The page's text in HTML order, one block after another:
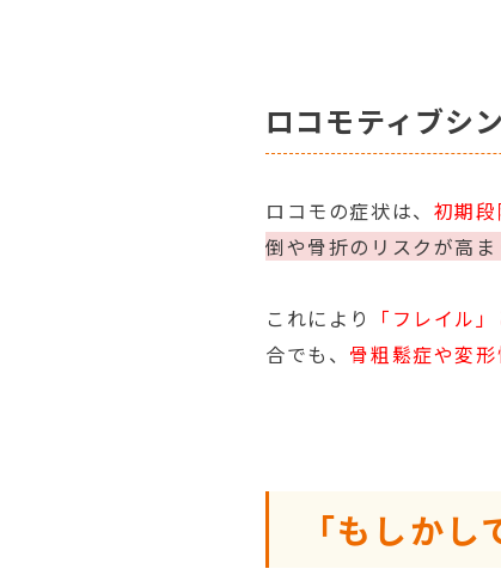
ロコモティブシ
ロコモの症状は、 初期
倒や骨折のリスクが高ま
これにより 「フレイル
合でも、 骨粗鬆症や変
「もしか